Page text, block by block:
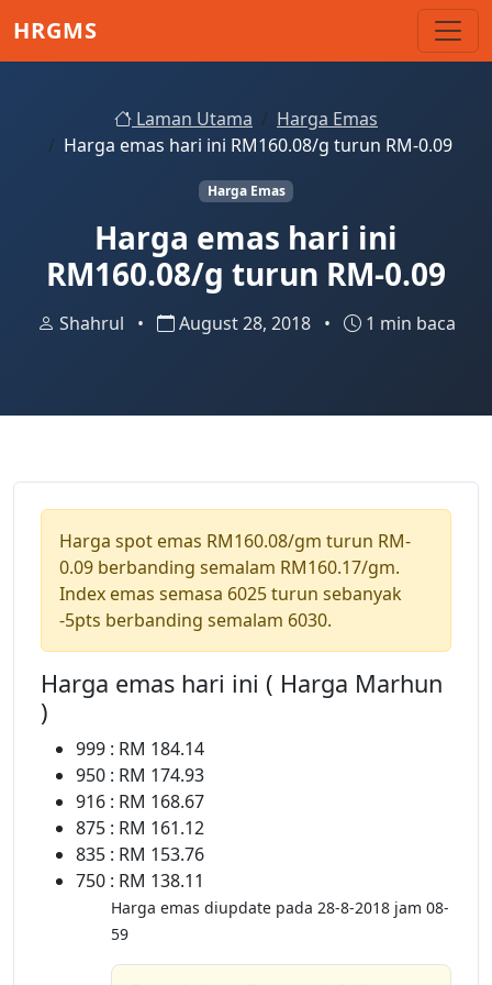
HRGMS
Laman Utama
Harga Emas
Harga emas hari ini RM160.08/g turun RM-0.09
Harga Emas
Harga emas hari ini
RM160.08/g turun RM-0.09
Shahrul • August 28, 2018 • 1 min baca
Harga spot emas RM160.08/gm turun RM-
0.09 berbanding semalam RM160.17/gm.
Index emas semasa 6025 turun sebanyak
-5pts berbanding semalam 6030.
Harga emas hari ini ( Harga Marhun
)
999 : RM 184.14
950 : RM 174.93
916 : RM 168.67
875 : RM 161.12
835 : RM 153.76
750 : RM 138.11
Harga emas diupdate pada 28-8-2018 jam 08-
59